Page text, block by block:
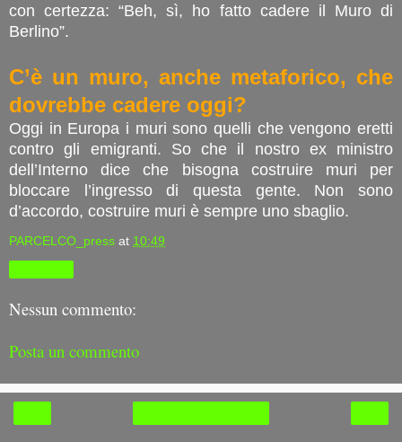
con certezza: “Beh, sì, ho fatto cadere il Muro di
Berlino”.
C’è un muro, anche metaforico, che
dovrebbe cadere oggi?
Oggi in Europa i muri sono quelli che vengono eretti
contro gli emigranti. So che il nostro ex ministro
dell’Interno dice che bisogna costruire muri per
bloccare l’ingresso di questa gente. Non sono
d’accordo, costruire muri è sempre uno sbaglio.
PARCELCO_press at 10:49
Nessun commento:
Posta un commento